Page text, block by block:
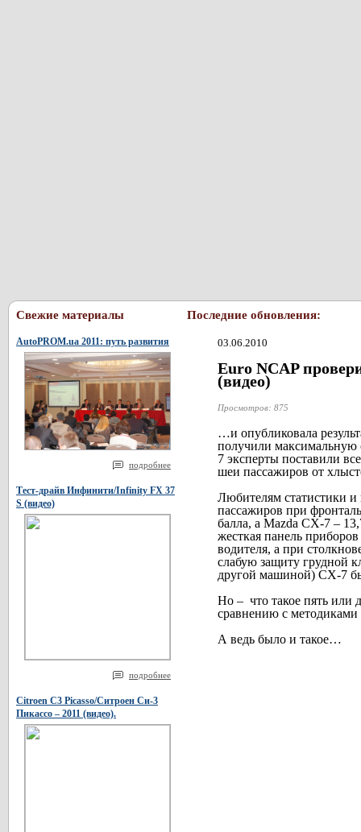
Свежие материалы
AutoPROM.ua 2011: путь развития
подробнее
Тест-драйв Инфинити/Infinity FX 37
S (видео)
подробнее
Citroen C3 Picasso/Ситроен Си-3
Пикассо – 2011 (видео).
Последние обновления:
03.06.2010
Euro NCAP
(видео)
Просмотров: 875
…и опубликовала
получили максимальную
7 эксперты поставили
шеи пассажиров от
Любителям статистики и
пассажиров при
балла, а Mazda CX-7 –
жесткая панель
водителя, а при
слабую защиту грудной
другой машиной) CX-7
Но – что такое пять или
сравнению с методиками
А ведь было и такое…